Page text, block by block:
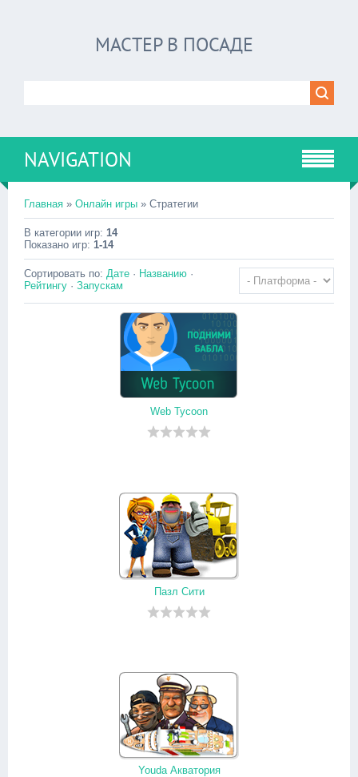
МАСТЕР В ПОСАДЕ
NAVIGATION
Главная » Онлайн игры » Стратегии
В категории игр: 14
Показано игр: 1-14
Сортировать по: Дате · Названию ·
Рейтингу · Запускам
Web Tycoon
Пазл Сити
Youda Акватория